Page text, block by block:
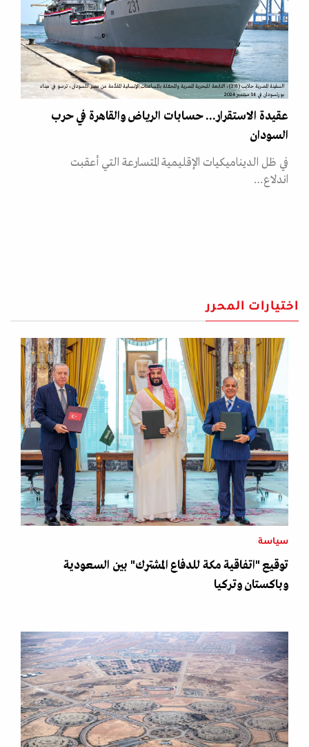
السفينة المصرية حلايب (231)، التابعة للبحرية المصرية والمحمّلة بالمساعدات الإنسانية المقدَّمة من مصر للسودان، ترسو في ميناء
بورتسودان في 14 سبتمبر 2024
عقيدة الاستقرار... حسابات الرياض والقاهرة في حرب
السودان
في ظل الديناميكيات الإقليمية المتسارعة التي أعقبت
اندلاع…
اختيارات المحرر
سياسة
توقيع "اتفاقية مكة للدفاع المشترك" بين السعودية
وباكستان وتركيا